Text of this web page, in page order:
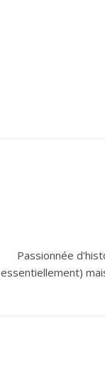
Passionnée
essentiellement)